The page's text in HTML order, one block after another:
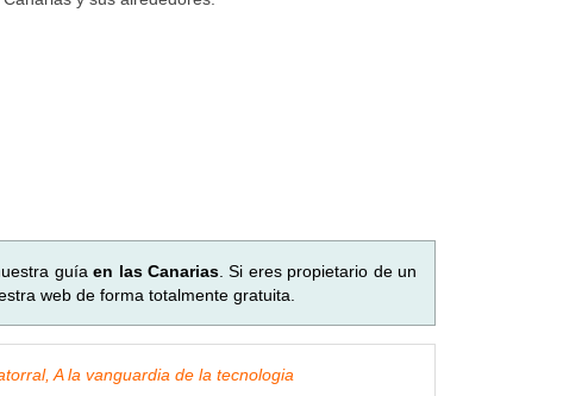
guíaen las Canarias. Si eres propietario de un
web de forma totalmente gratuita.
A la vanguardia de la tecnologia